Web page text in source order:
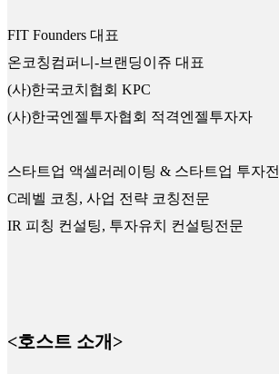
FIT Founders 대표
온코칭컴퍼니-브랜딩이쥬 대표
(사)한국코치협회 KPC
(사)한국엔젤투자협회 적격엔젤투자자
스타트업 액셀러레이팅 & 스타트업 투자
C레벨 코칭, 사업 전략 코칭전문
IR 피칭 컨설팅, 투자유치 컨설팅전문
<호스트 소개>